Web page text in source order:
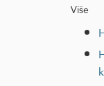
Više